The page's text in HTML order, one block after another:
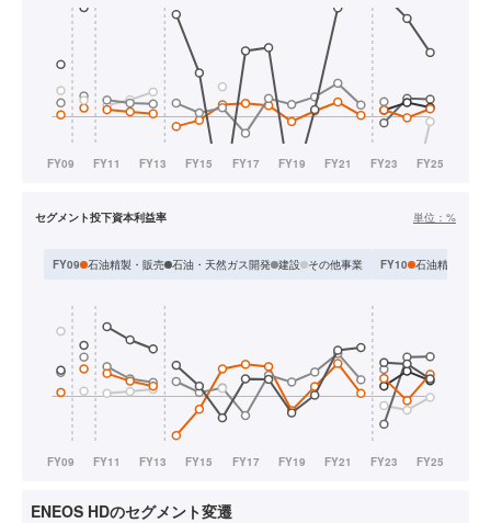
セグメント投下資本利益率 単位： %
FY09 石油精製・販売 石油・天然ガス開発 建設 その他事業 FY10 石油精製販売
ENEOS HDのセグメント変遷